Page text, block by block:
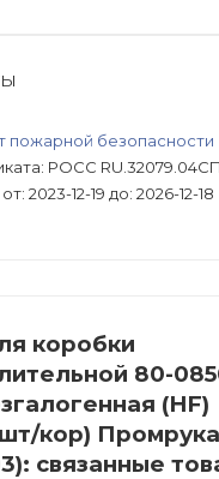
пожарной безопасности
РОСС
2023-12-19 до: 2026-12-18
коробки
80-
(HF)
кор)
связанные